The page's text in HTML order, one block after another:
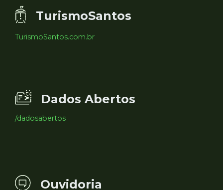
TurismoSantos
TurismoSantos.com.br
Dados Abertos
/dadosabertos
Ouvidoria